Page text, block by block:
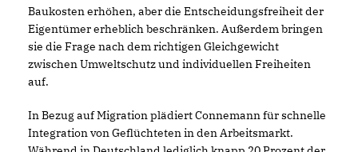
Baukosten erhöhen, aber die Entscheidungsfreiheit der
Eigentümer erheblich beschränken. Außerdem bringen
sie die Frage nach dem richtigen Gleichgewicht
zwischen Umweltschutz und individuellen Freiheiten
auf.
In Bezug auf Migration plädiert Connemann für schnelle
Integration von Geflüchteten in den Arbeitsmarkt.